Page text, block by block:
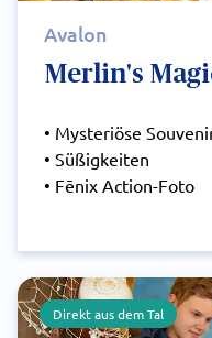
Avalon
Merlin's
• Mysteriöse
• Süßigkeiten
• Fēnix Action-Foto
Direkt aus dem Tal